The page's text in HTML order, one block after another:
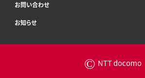
お問い合わせ
お知らせ
© NTT docomo